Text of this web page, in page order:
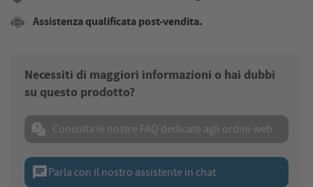
Assistenza qualificata post-vendita.
Necessiti di maggiori informazioni o hai dubbi
su questo prodotto?
Consulta le nostre FAQ dedicate agli ordini web
chatParla con il nostro assistente in chat